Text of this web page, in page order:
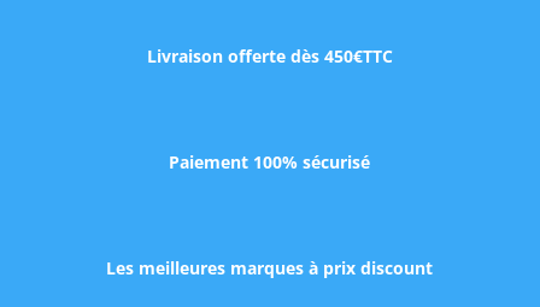
Livraison offerte dès 450€TTC
Paiement 100% sécurisé
Les meilleures marques à prix discount